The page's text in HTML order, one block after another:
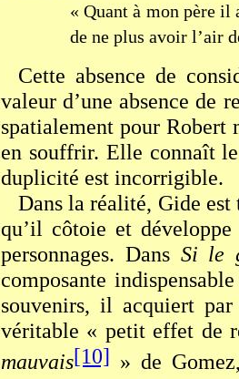
« Quant à mon père
de ne plus avoir l’air
Cette absence de
valeur d’une absence de
spatialement pour Robert
en souffrir. Elle connaît
duplicité est incorrigible.
Dans la réalité, Gide est
qu’il côtoie et
personnages. Dans Si le
composante
souvenirs, il acquiert
véritable « petit effet de
mauvais[10] » de